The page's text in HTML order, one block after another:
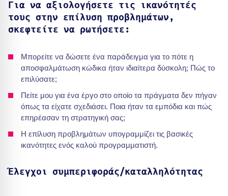
Για να αξιολογήσετε τις ικανότητές
τους στην επίλυση προβλημάτων,
σκεφτείτε να ρωτήσετε:
Μπορείτε να δώσετε ένα παράδειγμα για το πότε η
αποσφαλμάτωση κώδικα ήταν ιδιαίτερα δύσκολη; Πώς το
επιλύσατε;
Πείτε μου για ένα έργο στο οποίο τα πράγματα δεν πήγαν
όπως τα είχατε σχεδιάσει. Ποια ήταν τα εμπόδια και πώς
επηρέασαν τη στρατηγική σας;
Η επίλυση προβλημάτων υπογραμμίζει τις βασικές
ικανότητες ενός καλού προγραμματιστή.
Έλεγχοι συμπεριφοράς/καταλληλότητας